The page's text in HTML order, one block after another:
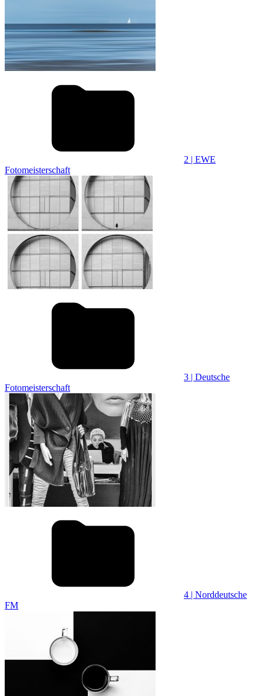
2 | EWE
Fotomeisterschaft
3 | Deutsche
Fotomeisterschaft
4 | Norddeutsche
FM